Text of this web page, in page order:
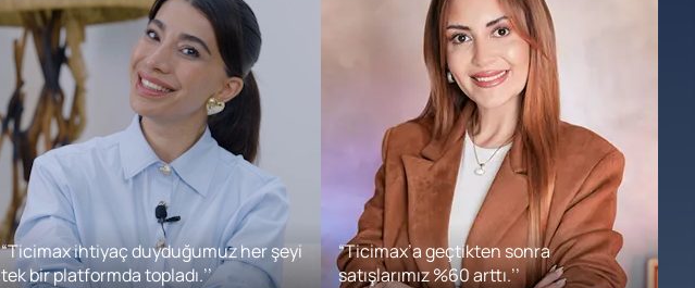
“Ticimax ihtiyaç duyduğumuz her şeyi
tek bir platformda topladı.’’
“Ticimax’a geçtikten sonra
satışlarımız %60 arttı.’’